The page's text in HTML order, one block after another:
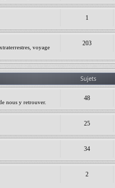
1
voyage
203
Sujets
nous y retrouver.
48
25
34
2